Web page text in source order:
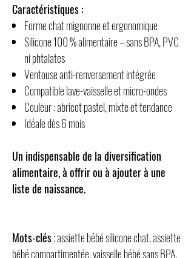
Caractéristiques :
Forme chat mignonne et ergonomique
Silicone 100 % alimentaire – sans BPA, PVC
ni phtalates
Ventouse anti-renversement intégrée
Compatible lave-vaisselle et micro-ondes
Couleur : abricot pastel, mixte et tendance
Idéale dès 6 mois
Un indispensable de la diversification
alimentaire, à offrir ou à ajouter à une
liste de naissance.
Mots-clés: assiette bébé silicone chat, assiette
bébé compartimentée, vaisselle bébé sans BPA,